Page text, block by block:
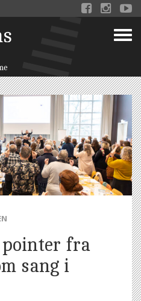
  
pointer fra
sang i